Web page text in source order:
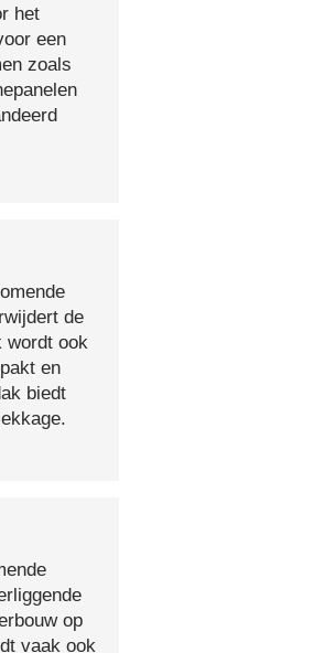
het
een
zoals
de
wordt ook
en
biedt
op
vaak ook